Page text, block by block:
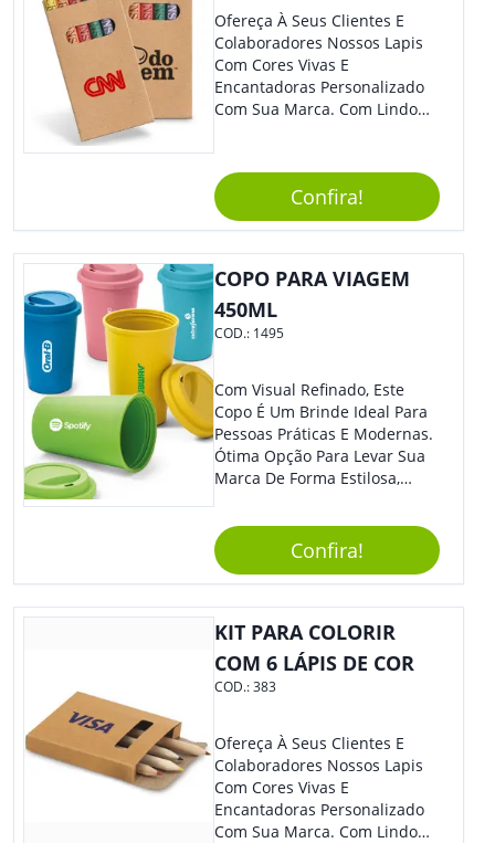
Ofereça À Seus Clientes E
Colaboradores Nossos Lapis
Com Cores Vivas E
Encantadoras Personalizado
Com Sua Marca. Com Lindo
Perfeito, Não É?!
Confira!
COPO PARA VIAGEM
450ML
COD.: 1495
Com Visual Refinado, Este
Copo É Um Brinde Ideal Para
Pessoas Práticas E Modernas.
Ótima Opção Para Levar Sua
Marca De Forma Estilosa,
Empresa Em Eventos,
Reuniões Corporativas Ou Até
Mesmo Para Presentear
Colaboradores.
Confira!
KIT PARA COLORIR
COM 6 LÁPIS DE COR
COD.:383
Ofereça À Seus Clientes E
Colaboradores Nossos Lapis
Com Cores Vivas E
Encantadoras Personalizado
Com Sua Marca. Com Lindo